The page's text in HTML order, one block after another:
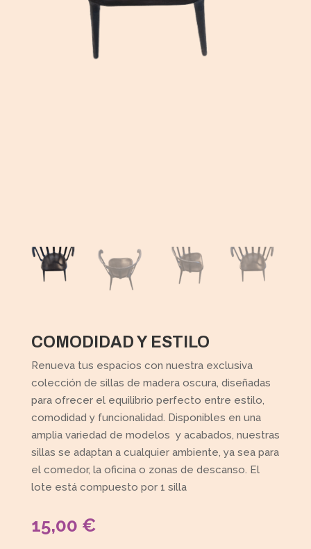
COMODIDAD Y ESTILO
Renueva tus espacios con nuestra exclusiva
colección de sillas de madera oscura, diseñadas
para ofrecer el equilibrio perfecto entre estilo,
comodidad y funcionalidad. Disponibles en una
amplia variedad de modelos y acabados, nuestras
sillas se adaptan a cualquier ambiente, ya sea para
el comedor, la oficina o zonas de descanso. El
lote está compuesto por 1 silla
15,00 €